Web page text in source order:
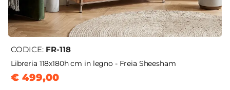
CODICE: FR-118
Libreria 118x180h cm in legno - Freia Sheesham
€ 499,00